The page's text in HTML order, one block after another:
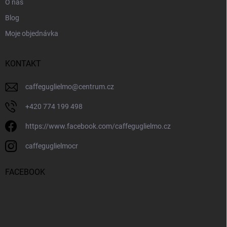
O nás
Blog
Moje objednávka
KONTAKT
caffeguglielmo@centrum.cz
+420 774 199 498
https://www.facebook.com/caffeguglielmo.cz
caffeguglielmocr
FACEBOOK